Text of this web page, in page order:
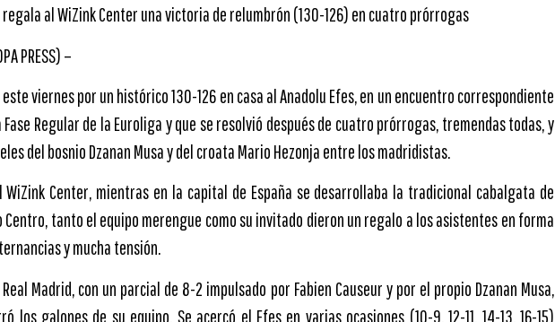
al WiZink Center una victoria de relumbrón (130-126) en cuatro prórrogas
PRESS) –
viernes por un histórico 130-126 en casa al Anadolu Efes, en un encuentro correspondiente
Fase Regular de la Euroliga y que se resolvió después de cuatro prórrogas, tremendas todas, y
del bosnio Dzanan Musa y del croata Mario Hezonja entre los madridistas.
WiZink Center, mientras en la capital de España se desarrollaba la tradicional cabalgata de
Centro, tanto el equipo merengue como su invitado dieron un regalo a los asistentes en forma
y mucha tensión.
Madrid, con un parcial de 8-2 impulsado por Fabien Causeur y por el propio Dzanan Musa,
los galones de su equipo. Se acercó el Efes en varias ocasiones (10-9, 12-11, 14-13, 16-15)